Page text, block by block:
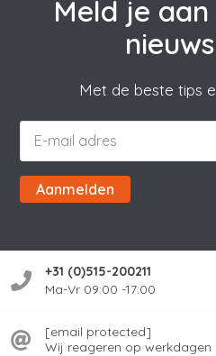
Meld je
Met de beste tips
Aanmelden
+31 (0)515-200211
Ma-Vr 09:00 -17:00
[email protected]
Wij reageren op werkdagen